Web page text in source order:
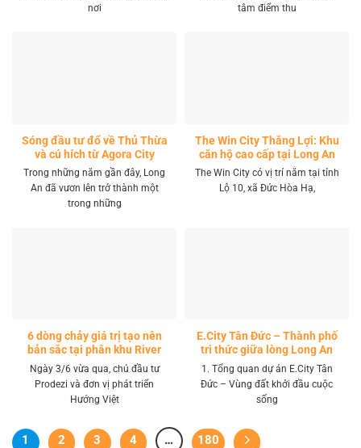
nơi
tâm điểm thu
Sóng đầu tư đổ về Thủ Thừa
và cú hích từ Agora City
Trong những năm gần đây, Long
An đã vươn lên trở thành một
trong những
The Win City Thắng Lợi: Khu
căn hộ cao cấp tại Long An
The Win City có vị trí nằm tại tỉnh
Lộ 10, xã Đức Hòa Hạ,
6 dòng chảy giá trị tạo nên
bản sắc tại phân khu River
Park LA Home
Ngày 3/6 vừa qua, chủ đầu tư
Prodezi và đơn vị phát triển
Hướng Việt
E.City Tân Đức – Thành phố
tri thức giữa lòng Long An
1. Tổng quan dự án E.City Tân
Đức – Vùng đất khởi đầu cuộc
sống
1 2 3 4 … 180